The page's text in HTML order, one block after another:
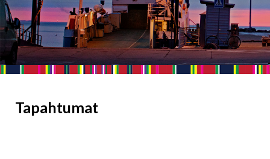
Tapahtumat